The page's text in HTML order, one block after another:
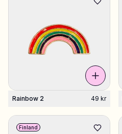
Rainbow 2 49 kr
Finland